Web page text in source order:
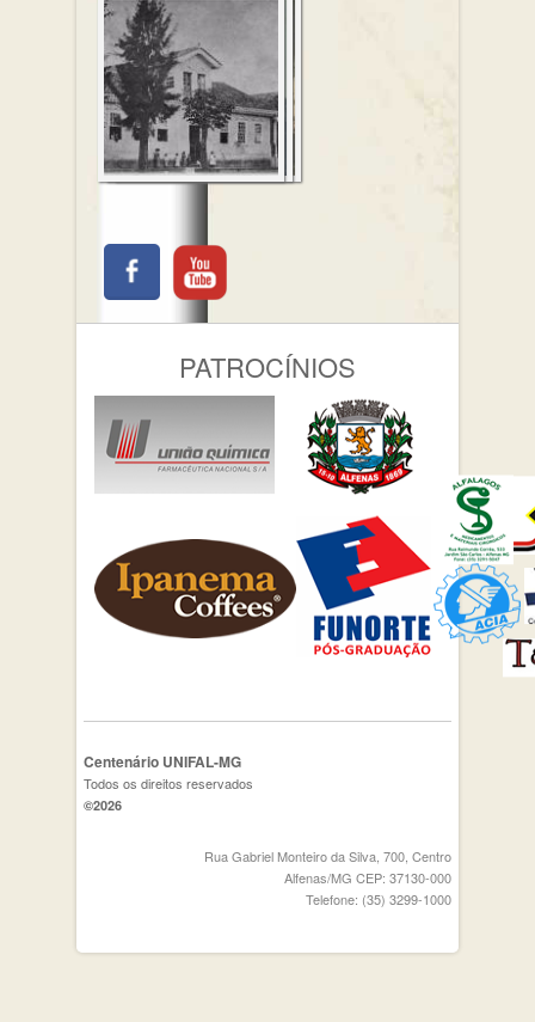
PATROCÍNIOS
Centenário UNIFAL-MG
Todos os direitos reservados
©2026
Rua Gabriel Monteiro da Silva, 700, Centro
Alfenas/MG CEP: 37130-000
Telefone: (35) 3299-1000